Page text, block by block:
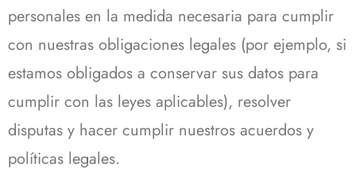
personales en la medida necesaria para cumplir
con nuestras obligaciones legales (por ejemplo, si
estamos obligados a conservar sus datos para
cumplir con las leyes aplicables), resolver
disputas y hacer cumplir nuestros acuerdos y
políticas legales.